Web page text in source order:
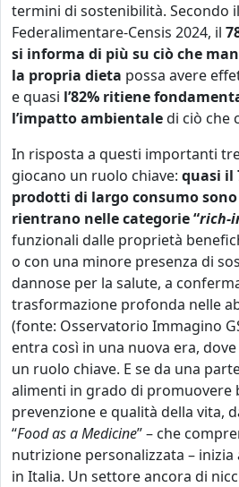
termini di sostenibilità. Secondo
Federalimentare-Censis 2024, il
si informa di più su ciò che
la propria dieta possa avere
e quasi l’82% ritiene
l’impatto ambientaledi ciò che
In risposta a questi importanti
giocano un ruolo chiave: quasi il
prodotti di largo consumosono
rientrano nelle categorie “rich-
funzionali dalle proprietà
o con una minore presenza di
dannose per la salute, a
trasformazione profonda nelle
(fonte: Osservatorio Immagino
entra così in una nuova era,
un ruolo chiave. E se da una
alimenti in grado di promuovere
prevenzione e qualità della vita,
“Food as a Medicine” – che
nutrizione personalizzata –
in Italia. Un settore ancora di